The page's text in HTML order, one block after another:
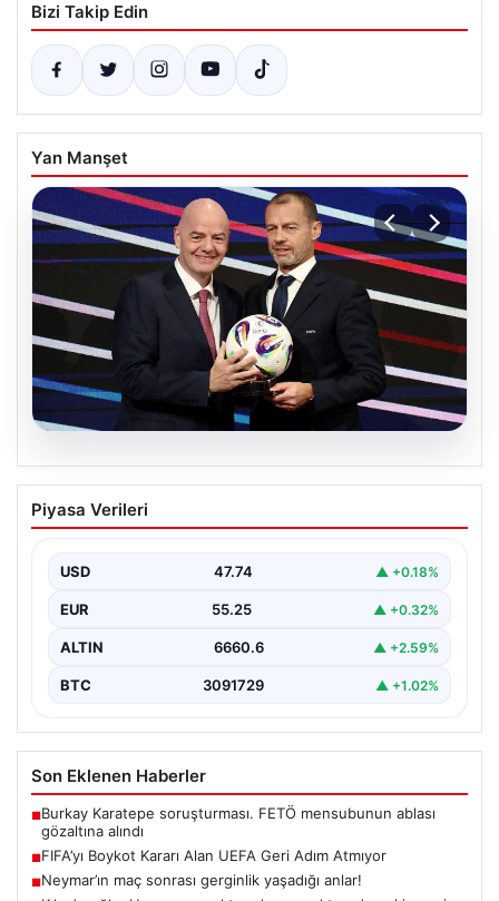
Bizi Takip Edin
Yan Manşet
06.08.2026
FIFA’yı Boykot Kararı Alan UEFA Geri
Adım Atmıyor
günlerde gündeme gelen FIFA Başkanı Gianni
Infantino'nun Dünya…
Piyasa Verileri
USD 47.74 ▲ +0.18%
EUR 55.25 ▲ +0.32%
ALTIN 6660.6 ▲ +2.59%
BTC 3091729 ▲ +1.02%
Son Eklenen Haberler
■Burkay Karatepe soruşturması. FETÖ mensubunun ablası
gözaltına alındı
■FIFA’yı Boykot Kararı Alan UEFA Geri Adım Atmıyor
■Neymar’ın maç sonrası gerginlik yaşadığı anlar!